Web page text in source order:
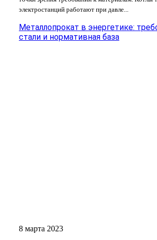
электростанций работают при давле...
Металлопрокат в энергетике:
стали и нормативная база
8 марта 2023